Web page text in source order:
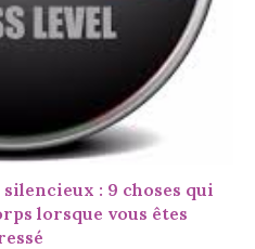
: 9 choses qui
lorsque vous êtes